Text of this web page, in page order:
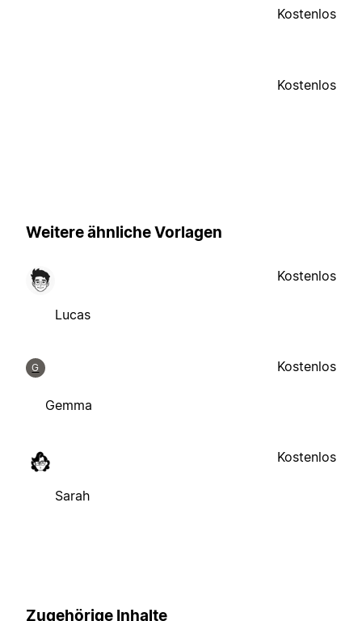
Kostenlos
Kostenlos
Weitere ähnliche Vorlagen
Lucas
Kostenlos
G
Gemma
Kostenlos
Sarah
Kostenlos
Zugehörige Inhalte